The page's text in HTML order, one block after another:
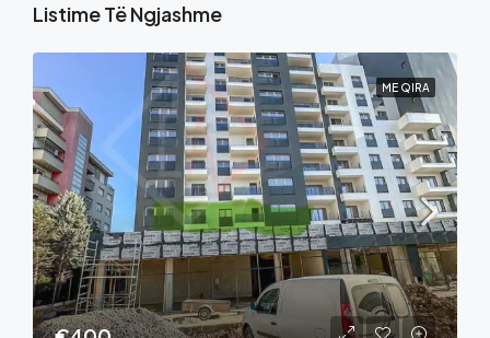
Listime Të Ngjashme
ME QIRA